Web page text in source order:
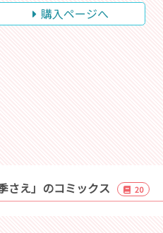
購入ページへ
さえ」のコミックス 20